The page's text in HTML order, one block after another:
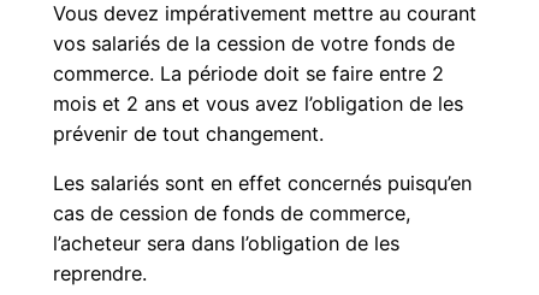
Vous devez impérativement mettre au courant
vos salariés de la cession de votre fonds de
commerce. La période doit se faire entre 2
mois et 2 ans et vous avez l’obligation de les
prévenir de tout changement.
Les salariés sont en effet concernés puisqu’en
cas de cession de fonds de commerce,
l’acheteur sera dans l’obligation de les
reprendre.